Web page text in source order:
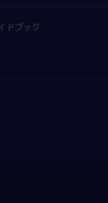
ブック